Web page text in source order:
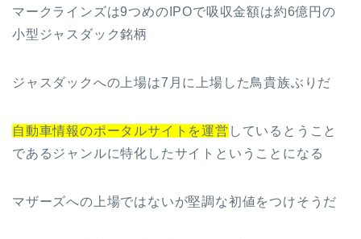
マークラインズは9つめのIPOで吸収金額は約6億円の
小型ジャスダック銘柄
ジャスダックへの上場は7月に上場した鳥貴族ぶりだ
自動車情報のポータルサイトを運営 しているとうこと
であるジャンルに特化したサイトということになる
マザーズへの上場ではないが堅調な初値をつけそうだ